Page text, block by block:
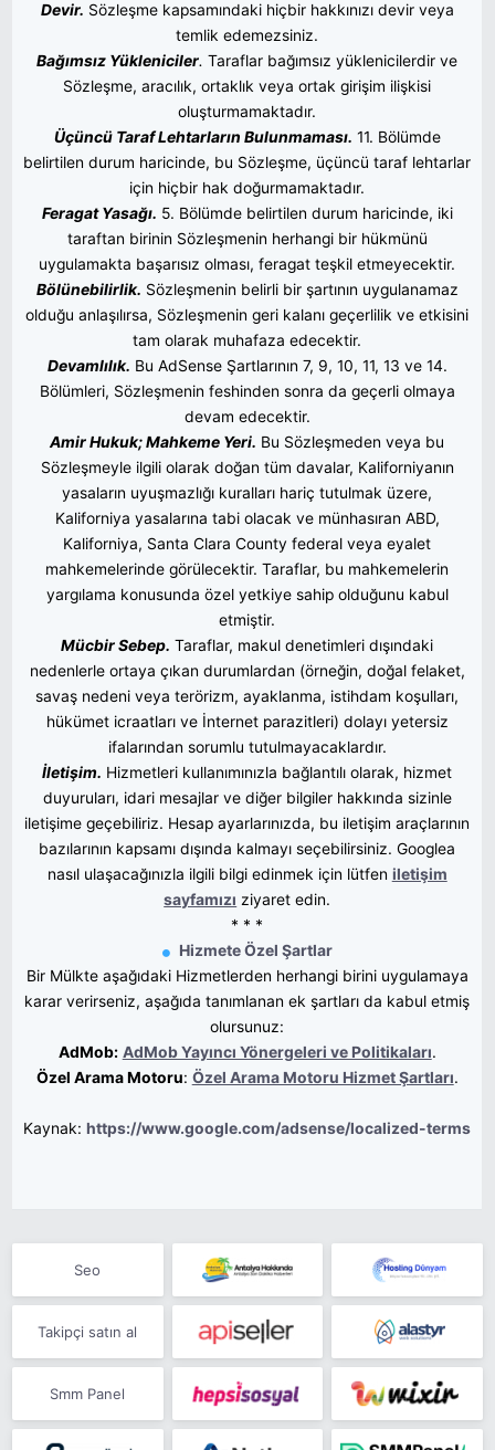
Devir. Sözleşme kapsamındaki hiçbir hakkınızı devir veya
temlik edemezsiniz.
Bağımsız Yükleniciler. Taraflar bağımsız yüklenicilerdir ve
Sözleşme, aracılık, ortaklık veya ortak girişim ilişkisi
oluşturmamaktadır.
Üçüncü Taraf Lehtarların Bulunmaması. 11. Bölümde
belirtilen durum haricinde, bu Sözleşme, üçüncü taraf lehtarlar
için hiçbir hak doğurmamaktadır.
Feragat Yasağı. 5. Bölümde belirtilen durum haricinde, iki
taraftan birinin Sözleşmenin herhangi bir hükmünü
uygulamakta başarısız olması, feragat teşkil etmeyecektir.
Bölünebilirlik. Sözleşmenin belirli bir şartının uygulanamaz
olduğu anlaşılırsa, Sözleşmenin geri kalanı geçerlilik ve etkisini
tam olarak muhafaza edecektir.
Devamlılık. Bu AdSense Şartlarının 7, 9, 10, 11, 13 ve 14.
Bölümleri, Sözleşmenin feshinden sonra da geçerli olmaya
devam edecektir.
Amir Hukuk; Mahkeme Yeri. Bu Sözleşmeden veya bu
Sözleşmeyle ilgili olarak doğan tüm davalar, Kaliforniyanın
yasaların uyuşmazlığı kuralları hariç tutulmak üzere,
Kaliforniya yasalarına tabi olacak ve münhasıran ABD,
Kaliforniya, Santa Clara County federal veya eyalet
mahkemelerinde görülecektir. Taraflar, bu mahkemelerin
yargılama konusunda özel yetkiye sahip olduğunu kabul
etmiştir.
Mücbir Sebep. Taraflar, makul denetimleri dışındaki
nedenlerle ortaya çıkan durumlardan (örneğin, doğal felaket,
savaş nedeni veya terörizm, ayaklanma, istihdam koşulları,
hükümet icraatları ve İnternet parazitleri) dolayı yetersiz
ifalarından sorumlu tutulmayacaklardır.
İletişim. Hizmetleri kullanımınızla bağlantılı olarak, hizmet
duyuruları, idari mesajlar ve diğer bilgiler hakkında sizinle
iletişime geçebiliriz. Hesap ayarlarınızda, bu iletişim araçlarının
bazılarının kapsamı dışında kalmayı seçebilirsiniz. Googlea
nasıl ulaşacağınızla ilgili bilgi edinmek için lütfen iletişim
sayfamızı ziyaret edin.
* * *
Hizmete Özel Şartlar
Bir Mülkte aşağıdaki Hizmetlerden herhangi birini uygulamaya
karar verirseniz, aşağıda tanımlanan ek şartları da kabul etmiş
olursunuz:
AdMob: AdMob Yayıncı Yönergeleri ve Politikaları.
Özel Arama Motoru: Özel Arama Motoru Hizmet Şartları.
Kaynak:https://www.google.com/adsense/localized-terms
Seo
Takipçi satın al
Smm Panel